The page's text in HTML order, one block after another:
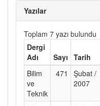
Yazılar
Toplam 7 yazı bulundu
Dergi
Adı
Sayı Tarih
Bilim
ve
Teknik
471
Şubat /
2007